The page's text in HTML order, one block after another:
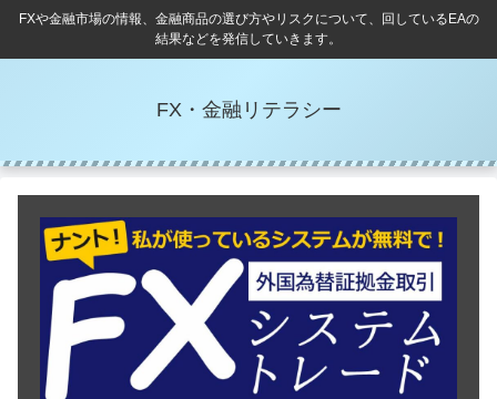
FXや金融市場の情報、金融商品の選び方やリスクについて、回しているEAの
結果などを発信していきます。
FX・金融リテラシー